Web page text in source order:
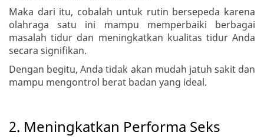
Maka dari itu, cobalah untuk rutin bersepeda karena
olahraga satu ini mampu memperbaiki berbagai
masalah tidur dan meningkatkan kualitas tidur Anda
secara signifikan.
Dengan begitu, Anda tidak akan mudah jatuh sakit dan
mampu mengontrol berat badan yang ideal.
2. Meningkatkan Performa Seks